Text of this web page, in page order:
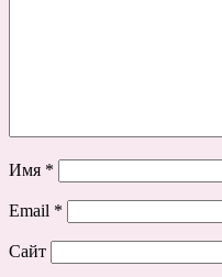
Имя *
Email *
Сайт